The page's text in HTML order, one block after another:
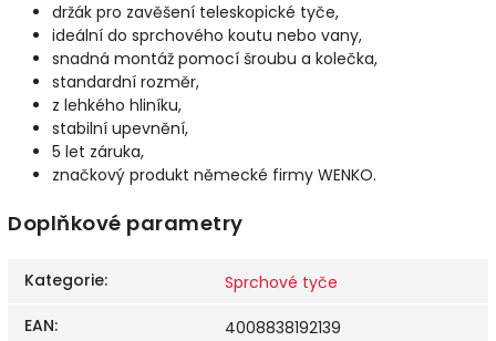
držák pro zavěšení teleskopické tyče,
ideální do sprchového koutu nebo vany,
snadná montáž pomocí šroubu a kolečka,
standardní rozměr,
z lehkého hliníku,
stabilní upevnění,
5 let záruka,
značkový produkt německé firmy WENKO.
Doplňkové parametry
Kategorie:
Sprchové tyče
EAN:
4008838192139